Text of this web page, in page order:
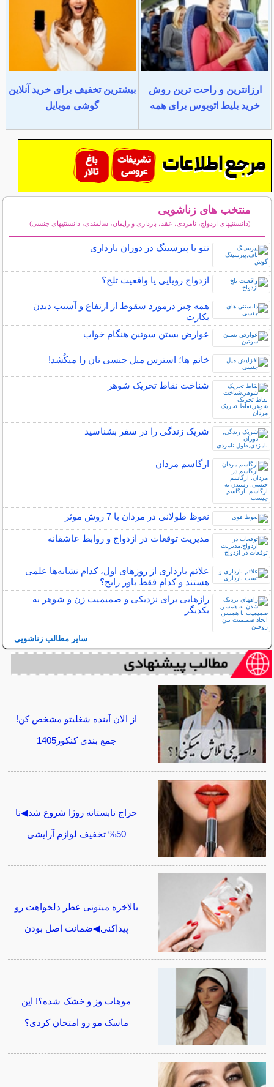
ارزانترین و راحت ترین روش
خرید بلیط اتوبوس برای همه
بیشترین تخفیف برای خرید آنلاین
گوشی موبایل
منتخب های زناشویی
(دانستنیهای ازدواج، نامزدی، عقد، بارداری و زایمان، سالمندی، دانستنیهای جنسی)
تتو یا پیرسینگ در دوران بارداری
ازدواج رویایی یا واقعیت تلخ؟
همه چیز درمورد سقوط از ارتفاع و آسیب دیدن
بکارت
عوارض بستن سوتین هنگام خواب
خانم ها؛ استرس میل جنسی تان را میکُشد!
شناخت نقاط تحریک شوهر
شریک زندگی را در سفر بشناسید
ارگاسم مردان
نعوظ طولانی در مردان با 7 روش موثر
مدیریت توقعات در ازدواج و روابط عاشقانه
علائم بارداری از روزهای اول، کدام نشانه‌ها علمی
هستند و کدام فقط باور رایج؟
رازهایی برای نزدیکی و صمیمیت زن و شوهر به
یکدیگر
سایر مطالب زناشویی
از الان آینده شغلیتو مشخص کن!
جمع بندی کنکور1405
حراج تابستانه روژا شروع شد◀تا
50% تخفیف لوازم آرایشی
بالاخره میتونی عطر دلخواهت رو
پیداکنی◀ضمانت اصل بودن
موهات وز و خشک شده؟! این
ماسک مو رو امتحان کردی؟